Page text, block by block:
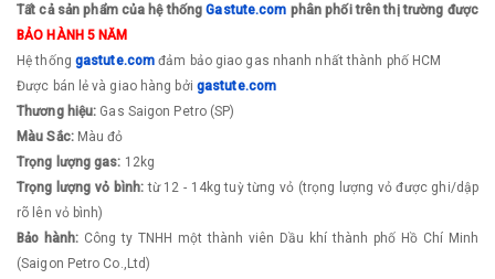
Tất cả sản phẩm của hệ thốngGastute.com phân phối trên thị trường được
BẢO HÀNH 5 NĂM
​Hệ thống gastute.com đảm bảo giao gas nhanh nhất thành phố HCM
Được bán lẻ và giao hàng bởi gastute.com
​Thương hiệu: Gas Saigon Petro (SP)
Màu Sắc:Màu đỏ
Trọng lượng gas: 12kg
Trọng lượng vỏ bình: từ 12 - 14kg tuỳ từng vỏ (trọng lượng vỏ được ghi/dập
rõ lên vỏ bình)
Bảo hành: Công ty TNHH một thành viên Dầu khí thành phố Hồ Chí Minh
(Saigon Petro Co.,Ltd)